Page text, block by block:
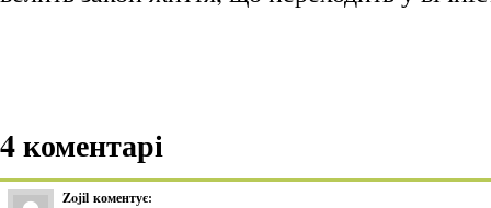
4 коментарі
Zojil коментує: